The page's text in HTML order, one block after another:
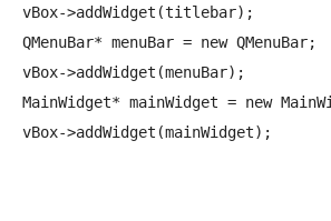
vBox->addWidget(titlebar);
QMenuBar* menuBar = new QMenuBar;
vBox->addWidget(menuBar);
MainWidget* mainWidget = new
vBox->addWidget(mainWidget);